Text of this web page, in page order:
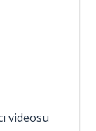
videosu